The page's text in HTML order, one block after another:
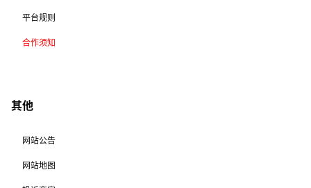
平台规则
合作须知
其他
网站公告
网站地图